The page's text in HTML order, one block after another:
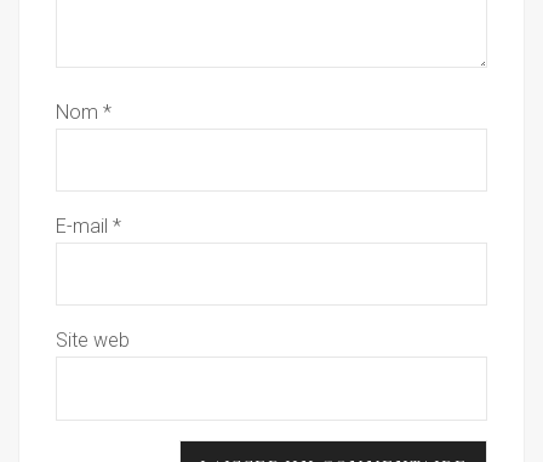
Nom *
E-mail *
Site web